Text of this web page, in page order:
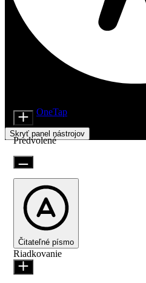
Beží na OneTap
Skryť panel nástrojov
Predvolené
Čitateľné písmo
Riadkovanie